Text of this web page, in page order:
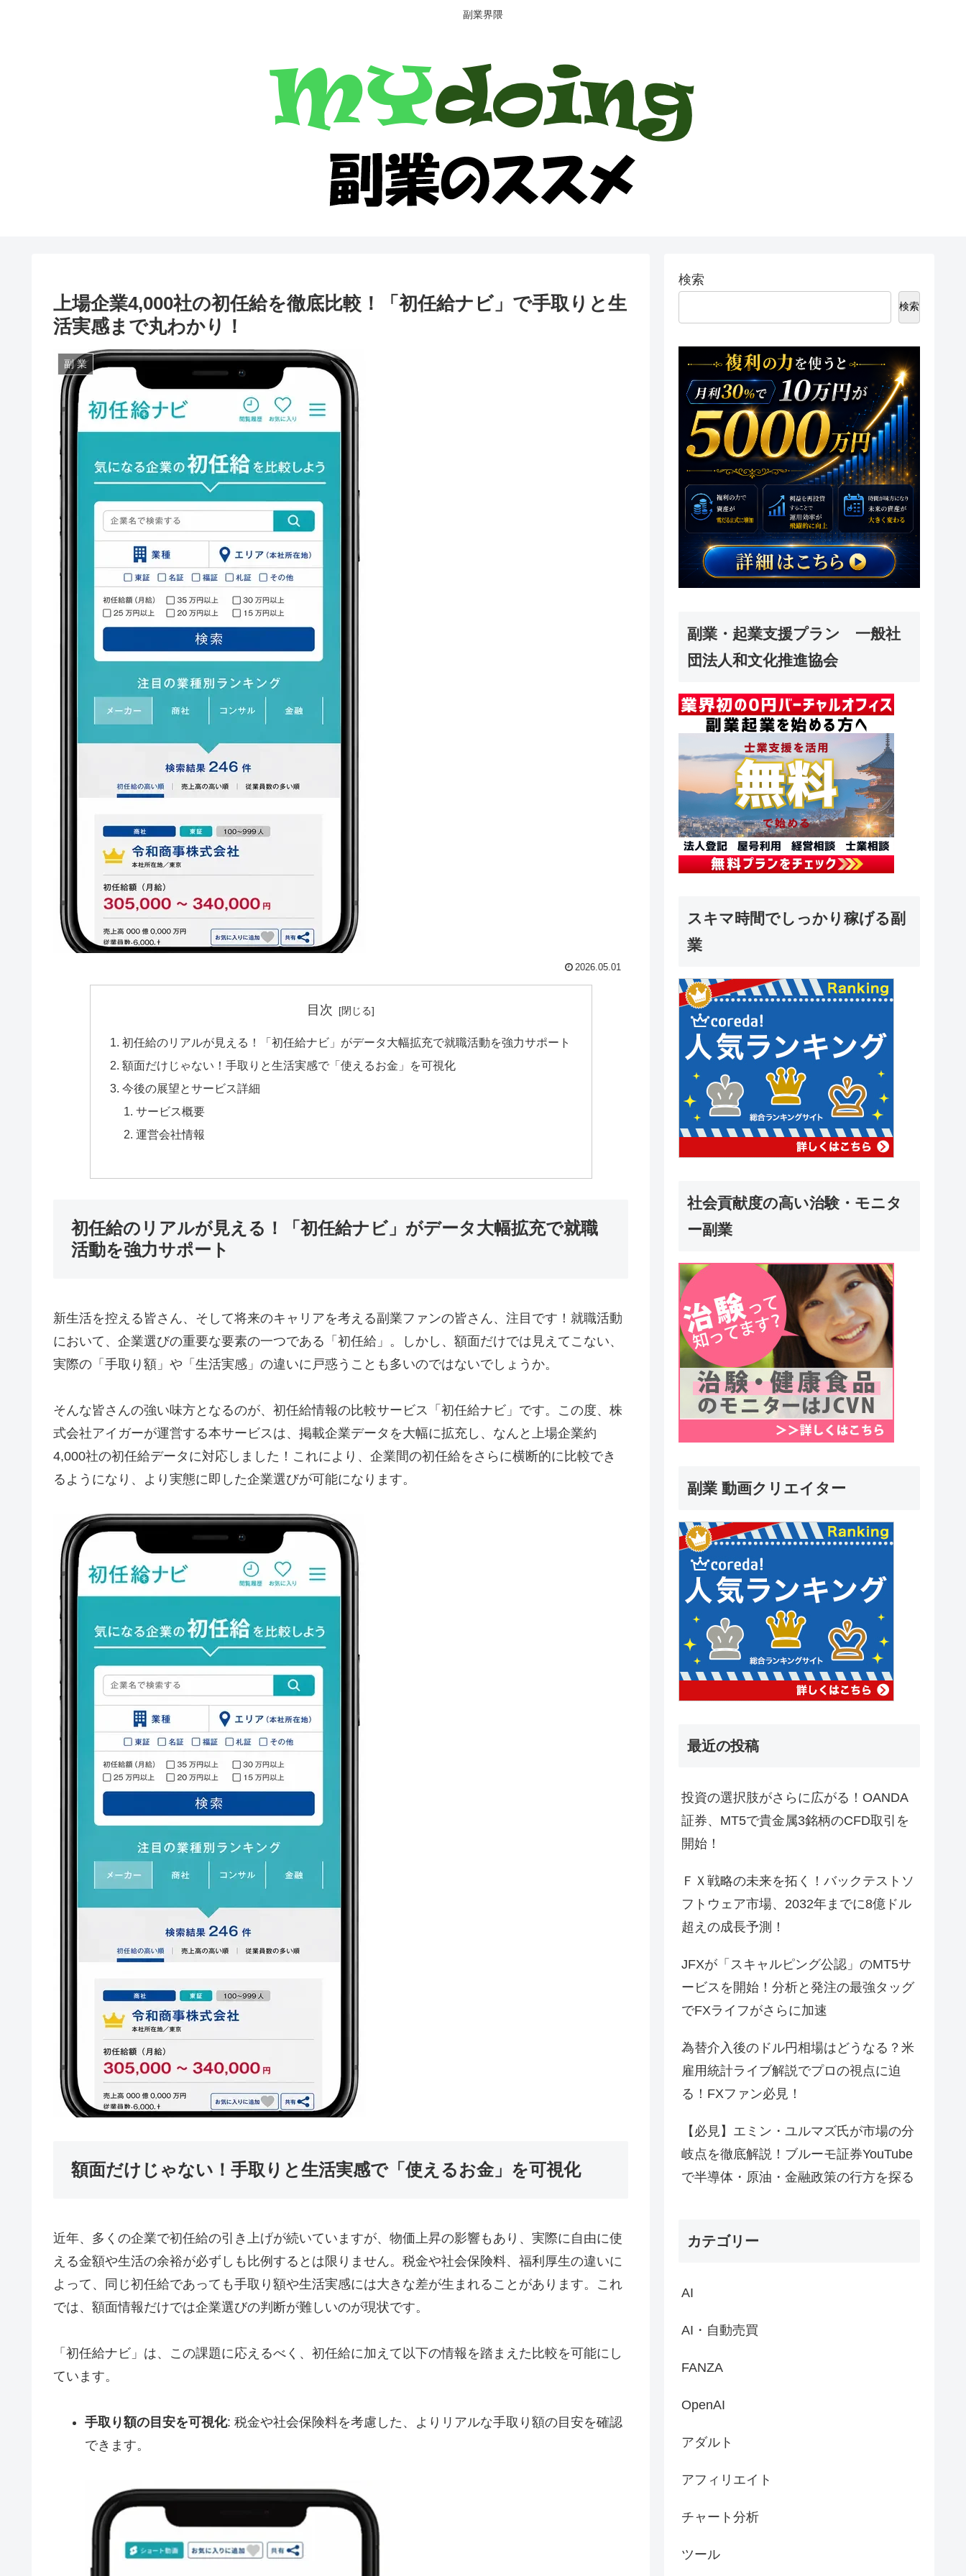
副業界隈
上場企業4,000社の初任給を徹底比較！「初任給ナビ」で手取りと生
活実感まで丸わかり！
副 業
2026.05.01
目次
初任給のリアルが見える！「初任給ナビ」がデータ大幅拡充で就職活動を強力サポート
額面だけじゃない！手取りと生活実感で「使えるお金」を可視化
今後の展望とサービス詳細
サービス概要
運営会社情報
初任給のリアルが見える！「初任給ナビ」がデータ大幅拡充で就職
活動を強力サポート
新生活を控える皆さん、そして将来のキャリアを考える副業ファンの皆さん、注目です！就職活動
において、企業選びの重要な要素の一つである「初任給」。しかし、額面だけでは見えてこない、
実際の「手取り額」や「生活実感」の違いに戸惑うことも多いのではないでしょうか。
そんな皆さんの強い味方となるのが、初任給情報の比較サービス「初任給ナビ」です。この度、株
式会社アイガーが運営する本サービスは、掲載企業データを大幅に拡充し、なんと上場企業約
4,000社の初任給データに対応しました！これにより、企業間の初任給をさらに横断的に比較でき
るようになり、より実態に即した企業選びが可能になります。
額面だけじゃない！手取りと生活実感で「使えるお金」を可視化
近年、多くの企業で初任給の引き上げが続いていますが、物価上昇の影響もあり、実際に自由に使
える金額や生活の余裕が必ずしも比例するとは限りません。税金や社会保険料、福利厚生の違いに
よって、同じ初任給であっても手取り額や生活実感には大きな差が生まれることがあります。これ
では、額面情報だけでは企業選びの判断が難しいのが現状です。
「初任給ナビ」は、この課題に応えるべく、初任給に加えて以下の情報を踏まえた比較を可能にし
ています。
手取り額の目安を可視化: 税金や社会保険料を考慮した、よりリアルな手取り額の目安を確認
できます。
検索
検索
副業・起業支援プラン 一般社
団法人和文化推進協会
スキマ時間でしっかり稼げる副
業
社会貢献度の高い治験・モニタ
ー副業
副業 動画クリエイター
最近の投稿
投資の選択肢がさらに広がる！OANDA
証券、MT5で貴金属3銘柄のCFD取引を
開始！
ＦＸ戦略の未来を拓く！バックテストソ
フトウェア市場、2032年までに8億ドル
超えの成長予測！
JFXが「スキャルピング公認」のMT5サ
ービスを開始！分析と発注の最強タッグ
でFXライフがさらに加速
為替介入後のドル円相場はどうなる？米
雇用統計ライブ解説でプロの視点に迫
る！FXファン必見！
【必見】エミン・ユルマズ氏が市場の分
岐点を徹底解説！ブルーモ証券YouTube
で半導体・原油・金融政策の行方を探る
カテゴリー
AI
AI・自動売買
FANZA
OpenAI
アダルト
アフィリエイト
チャート分析
ツール